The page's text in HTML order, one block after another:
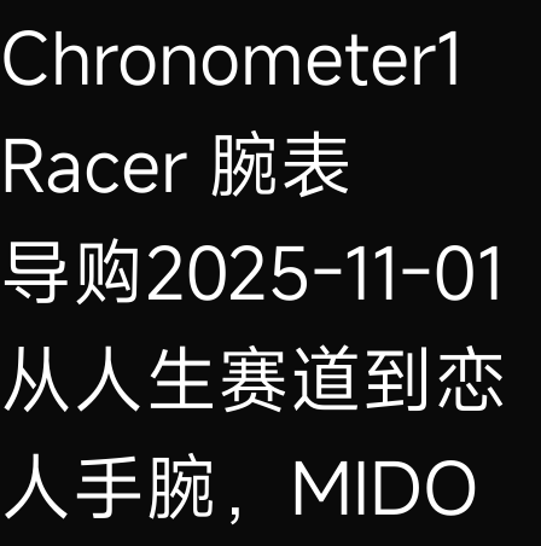
Chronometer1
Racer 腕表
导购2025-11-01
从人生赛道到恋
人手腕，MIDO